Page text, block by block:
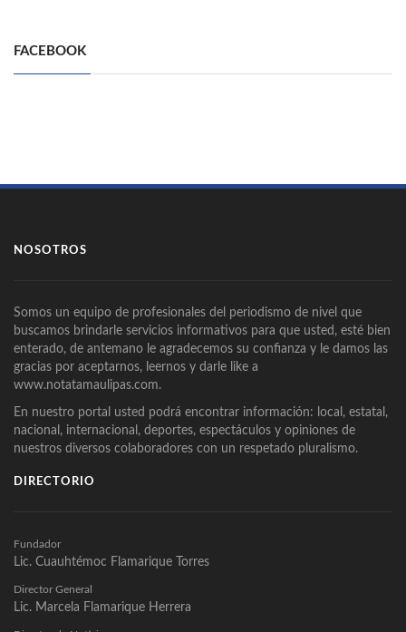
FACEBOOK
NOSOTROS
Somos un equipo de profesionales del periodismo de nivel que
buscamos brindarle servicios informativos para que usted, esté bien
enterado, de antemano le agradecemos su confianza y le damos las
gracias por aceptarnos, leernos y darle like a
www.notatamaulipas.com.
En nuestro portal usted podrá encontrar información: local, estatal,
nacional, internacional, deportes, espectáculos y opiniones de
nuestros diversos colaboradores con un respetado pluralismo.
DIRECTORIO
Fundador
Lic. Cuauhtémoc Flamarique Torres
Director General
Lic. Marcela Flamarique Herrera